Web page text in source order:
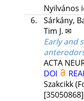
Nyilvános
6.
Sárkány,
Tim J. ✉
Early and
ACTA
DOI
Szakcikk
[35050868]